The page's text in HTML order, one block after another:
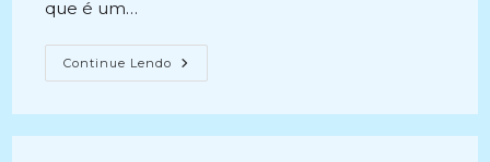
que é um…
Continue Lendo PERSPECTIVAS
TEÓRICO
ARQUIVÍSTICA